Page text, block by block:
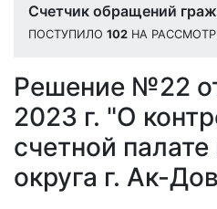
Счетчик обращений
ПОСТУПИЛО 102 НА
Решение №22
2023 г. "О
счетной палате
округа г. Ак-